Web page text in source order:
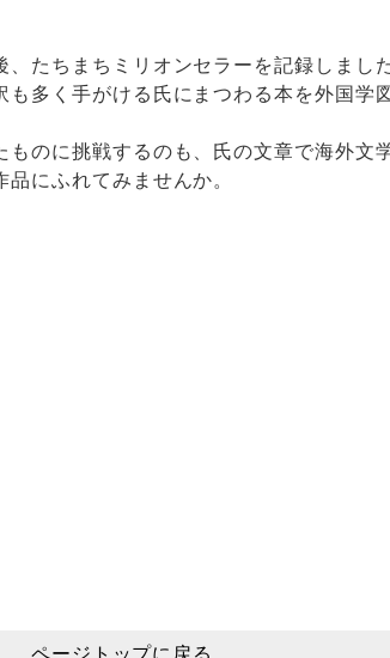
たちまちミリオンセラーを記録しまし
多く手がける氏にまつわる本を外国学
のに挑戦するのも、氏の文章で海外文
にふれてみませんか。
ページトップに戻る